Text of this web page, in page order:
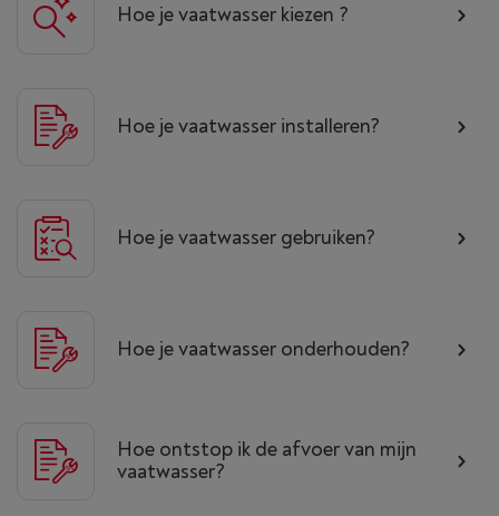
Hoe je vaatwasser kiezen ?
Hoe je vaatwasser installeren?
Hoe je vaatwasser gebruiken?
Hoe je vaatwasser onderhouden?
Hoe ontstop ik de afvoer van mijn
vaatwasser?